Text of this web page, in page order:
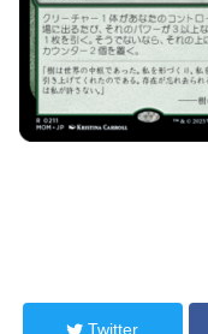
Twitter